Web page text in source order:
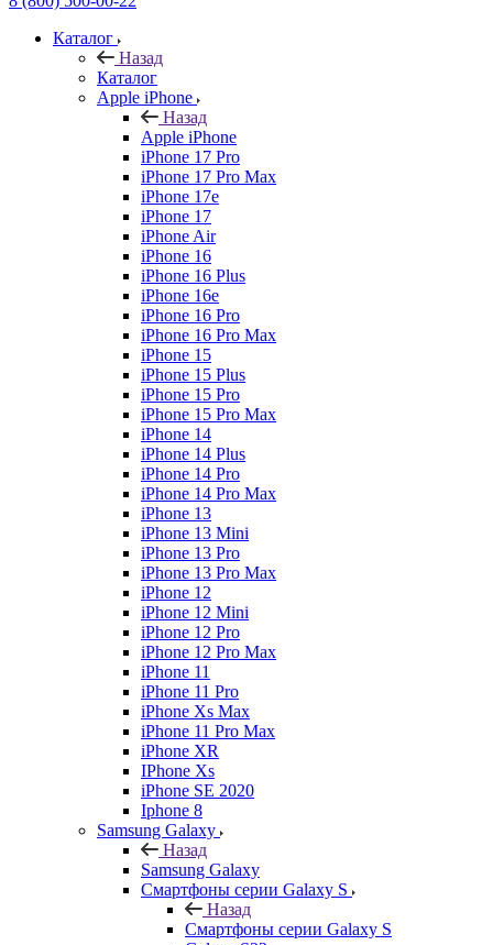
Каталог
Назад
Каталог
Apple iPhone
Назад
Apple iPhone
iPhone 17 Pro
iPhone 17 Pro Max
iPhone 17e
iPhone 17
iPhone Air
iPhone 16
iPhone 16 Plus
iPhone 16e
iPhone 16 Pro
iPhone 16 Pro Max
iPhone 15
iPhone 15 Plus
iPhone 15 Pro
iPhone 15 Pro Max
iPhone 14
iPhone 14 Plus
iPhone 14 Pro
iPhone 14 Pro Max
iPhone 13
iPhone 13 Mini
iPhone 13 Pro
iPhone 13 Pro Max
iPhone 12
iPhone 12 Mini
iPhone 12 Pro
iPhone 12 Pro Max
iPhone 11
iPhone 11 Pro
iPhone Xs Max
iPhone 11 Pro Max
iPhone XR
IPhone Xs
iPhone SE 2020
Iphone 8
Samsung Galaxy
Назад
Samsung Galaxy
Смартфоны серии Galaxy S
Назад
Смартфоны серии Galaxy S